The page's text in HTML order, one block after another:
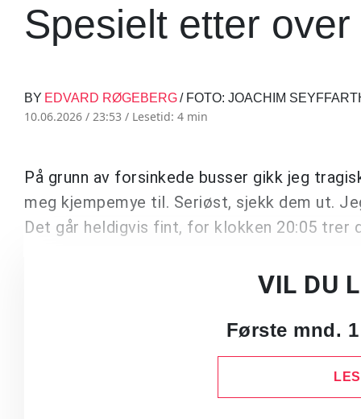
Spesielt etter
BY EDVARD RØGEBERG/ FOTO: JOACHIM
10.06.2026 / 23:53 / Lesetid: 4 min
På grunn av forsinkede busser gikk jeg
meg kjempemye til. Seriøst, sjekk dem ut.
Det går heldigvis fint, for klokken 20:05 trer
VIL DU
Første mnd.